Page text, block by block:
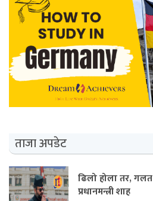
ताजा अपडेट
ढिलो होला तर,
प्रधानमन्त्री शाह